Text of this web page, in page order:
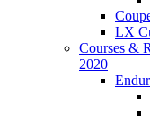
LX
Courses &
2020